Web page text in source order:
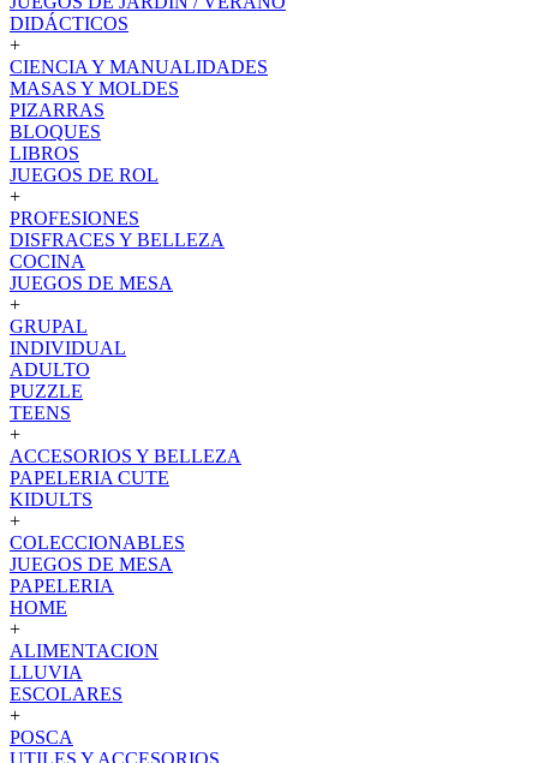
DIDÁCTICOS
+
CIENCIA Y MANUALIDADES
MASAS Y MOLDES
PIZARRAS
BLOQUES
LIBROS
JUEGOS DE ROL
+
PROFESIONES
DISFRACES Y BELLEZA
COCINA
JUEGOS DE MESA
+
GRUPAL
INDIVIDUAL
ADULTO
PUZZLE
TEENS
+
ACCESORIOS Y BELLEZA
PAPELERIA CUTE
KIDULTS
+
COLECCIONABLES
JUEGOS DE MESA
PAPELERIA
HOME
+
ALIMENTACION
LLUVIA
ESCOLARES
+
POSCA
UTILES Y ACCESORIOS